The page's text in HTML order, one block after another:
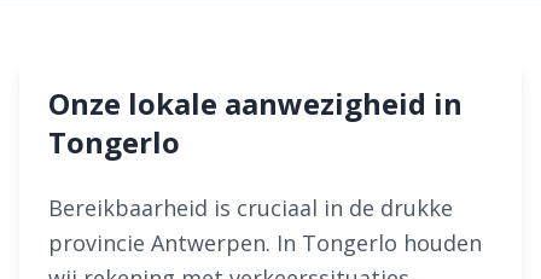
Onze lokale aanwezigheid in
Tongerlo
Bereikbaarheid is cruciaal in de drukke
provincie Antwerpen. In Tongerlo houden